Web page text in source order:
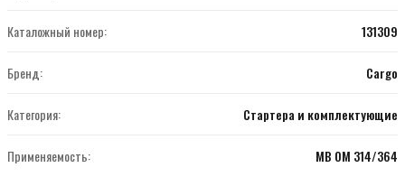
Каталожный номер: 131309
Бренд: Cargo
Категория: Стартера и комплектующие
Применяемость: MB OM 314/364